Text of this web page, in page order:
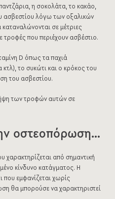
η σοκολάτα, το κακάο,
ασβεστίου λόγω των οξαλικών
καταναλώνονται σε μέτριες
τροφές που περιέχουν ασβέστιο.
D όπως τα παχιά
το συκώτι και ο κρόκος του
του ασβεστίου.
των τροφών αυτών σε
οστεοπόρωση…
από σημαντική
κίνδυνο κατάγματος. Η
που εμφανίζεται χωρίς
θα μπορούσε να χαρακτηριστεί